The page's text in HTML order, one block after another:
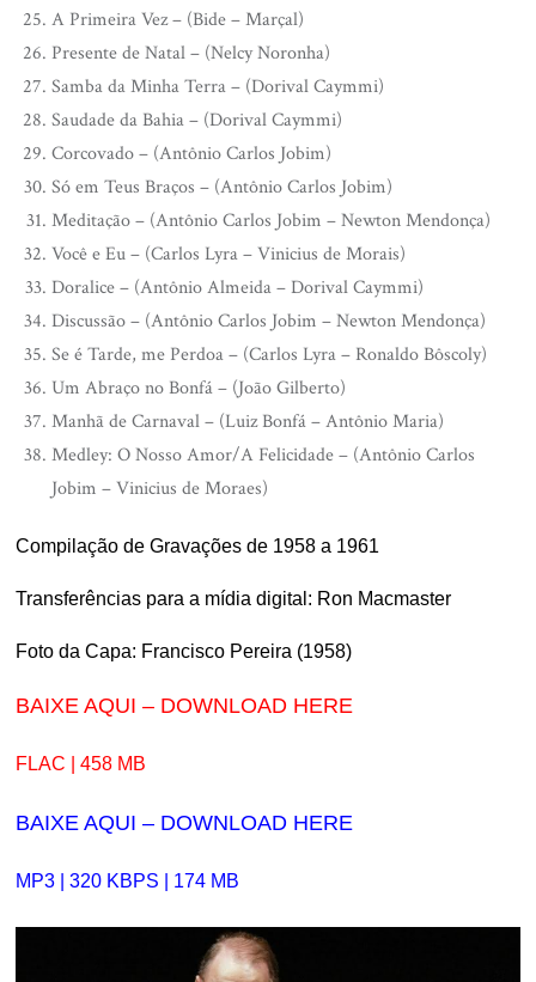
A Primeira Vez – (Bide – Marçal)
Presente de Natal – (Nelcy Noronha)
Samba da Minha Terra – (Dorival Caymmi)
Saudade da Bahia – (Dorival Caymmi)
Corcovado – (Antônio Carlos Jobim)
Só em Teus Braços – (Antônio Carlos Jobim)
Meditação – (Antônio Carlos Jobim – Newton Mendonça)
Você e Eu – (Carlos Lyra – Vinicius de Morais)
Doralice – (Antônio Almeida – Dorival Caymmi)
Discussão – (Antônio Carlos Jobim – Newton Mendonça)
Se é Tarde, me Perdoa – (Carlos Lyra – Ronaldo Bôscoly)
Um Abraço no Bonfá – (João Gilberto)
Manhã de Carnaval – (Luiz Bonfá – Antônio Maria)
Medley: O Nosso Amor/A Felicidade – (Antônio Carlos
Jobim – Vinicius de Moraes)
Compilação de Gravações de 1958 a 1961
Transferências para a mídia digital: Ron Macmaster
Foto da Capa: Francisco Pereira (1958)
BAIXE AQUI – DOWNLOAD HERE
FLAC | 458 MB
BAIXE AQUI – DOWNLOAD HERE
MP3 | 320 KBPS | 174 MB